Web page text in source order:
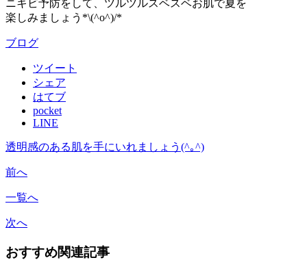
ニキビ予防をして、ツルツルスベスベお肌で夏を
楽しみましょう*\(^o^)/*
ブログ
ツイート
シェア
はてブ
pocket
LINE
透明感のある肌を手にいれましょう(^｡^)
前へ
一覧へ
次へ
おすすめ関連記事